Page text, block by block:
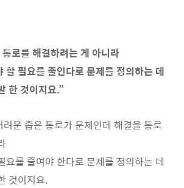
로를 해결하려는 게 아니라
할 필요를 줄인다로 문제를 정의하는 데
한 것이지요.”
운 좁은 통로가 문제인데 해결을 통로
요를 줄여야 한다로 문제를 정의하는 데
것이지요.